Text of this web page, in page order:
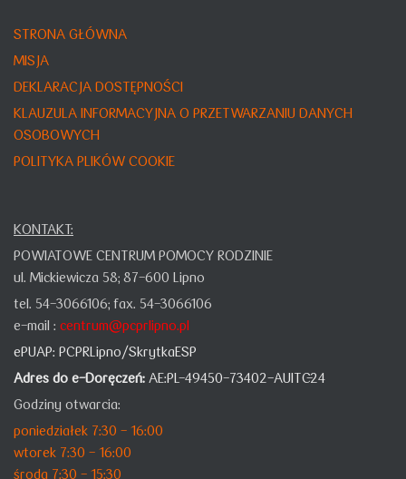
STRONA GŁÓWNA
MISJA
DEKLARACJA DOSTĘPNOŚCI
KLAUZULA INFORMACYJNA O PRZETWARZANIU DANYCH
OSOBOWYCH
POLITYKA PLIKÓW COOKIE
KONTAKT:
POWIATOWE CENTRUM POMOCY RODZINIE
ul. Mickiewicza 58; 87-600 Lipno
tel. 54-3066106; fax. 54-3066106
e-mail : centrum@pcprlipno.pl
ePUAP: PCPRLipno/SkrytkaESP
Adres do e-Doręczeń: AE:PL-49450-73402-AUITC-24
Godziny otwarcia:
poniedziałek 7:30 - 16:00
wtorek 7:30 - 16:00
środa 7:30 - 15:30